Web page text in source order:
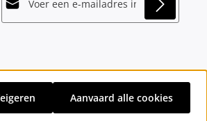
dat u onze
hebt
en onze
voorwaardenhebt
indien niet anders vermeld.
Aanvaard alle cookies